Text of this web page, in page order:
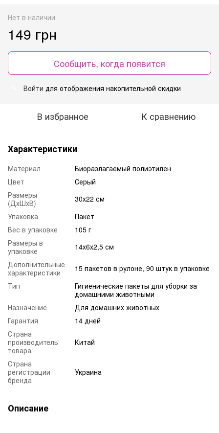
Нет в наличии
149 грн
Сообщить, когда появится
Войти для отображения накопительной скидки
В избранное К сравнению
Характеристики
Материал
Биоразлагаемый полиэтилен
Цвет
Серый
Размеры
(ДхШхВ)
30х22 см
Упаковка
Пакет
Вес в упаковке
105 г
Размеры в
упаковке
14х6х2,5 см
Дополнительные
характеристики
15 пакетов в рулоне, 90 штук в упаковке
Тип
Гигиенические пакеты для уборки за
домашними животными
Назначение
Для домашних животных
Гарантия
14 дней
Страна
производитель
товара
Китай
Страна
регистрации
бренда
Украина
Описание